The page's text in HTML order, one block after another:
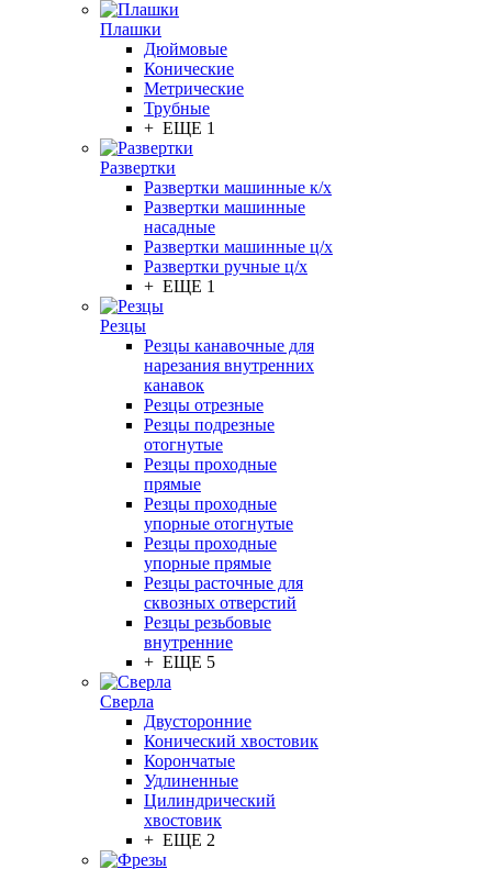
Плашки
Дюймовые
Конические
Метрические
Трубные
+ ЕЩЕ 1
Развертки
Развертки машинные к/х
Развертки машинные
насадные
Развертки машинные ц/х
Развертки ручные ц/х
+ ЕЩЕ 1
Резцы
Резцы канавочные для
нарезания внутренних
канавок
Резцы отрезные
Резцы подрезные
отогнутые
Резцы проходные
прямые
Резцы проходные
упорные отогнутые
Резцы проходные
упорные прямые
Резцы расточные для
сквозных отверстий
Резцы резьбовые
внутренние
+ ЕЩЕ 5
Сверла
Двусторонние
Конический хвостовик
Корончатые
Удлиненные
Цилиндрический
хвостовик
+ ЕЩЕ 2